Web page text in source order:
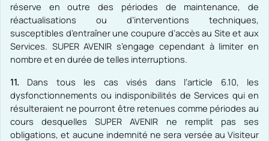
réserve en outre des périodes de maintenance, de
réactualisations ou d’interventions techniques,
susceptibles d’entraîner une coupure d’accès au Site et aux
Services. SUPER AVENIR s’engage cependant à limiter en
nombre et en durée de telles interruptions.
11. Dans tous les cas visés dans l’article 6.10, les
dysfonctionnements ou indisponibilités de Services qui en
résulteraient ne pourront être retenues comme périodes au
cours desquelles SUPER AVENIR ne remplit pas ses
obligations, et aucune indemnité ne sera versée au Visiteur